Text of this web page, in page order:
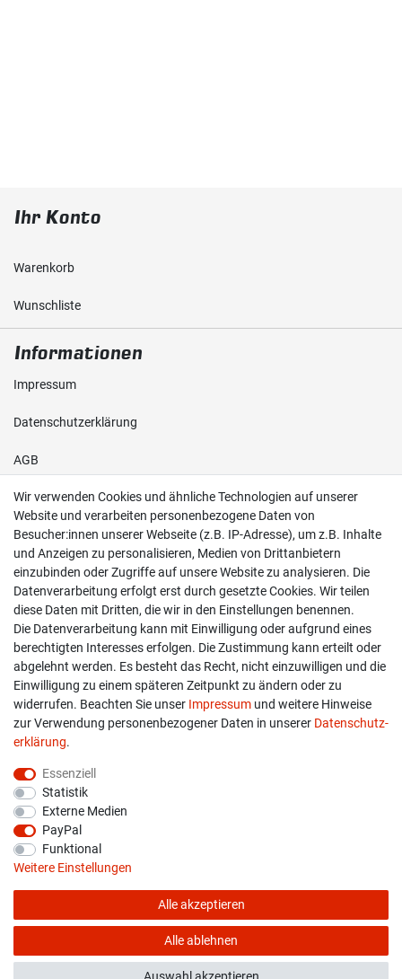
Ihr Konto
Warenkorb
Wunschliste
Informationen
Impressum
Daten­schutz­erklärung
AGB
Shop
Kontakt
Versand & Zahlung
Widerrufs­recht
Widerruf erklären
info@overdrive-racing.de
05662 / 8878939
Overdrive-Racing
Frankenstr. 9
34587 Felsberg-Gensungen
* Alle Preise verstehen sich inkl. gesetzl. MwSt. zzgl.Versandkosten
Wir verwenden Cookies und ähnliche Technologien auf unserer
Website und verarbeiten personenbezogene Daten von
Besucher:innen unserer Webseite (z.B. IP-Adresse), um z.B. Inhalte
und Anzeigen zu personalisieren, Medien von Drittanbietern
einzubinden oder Zugriffe auf unsere Website zu analysieren. Die
Datenverarbeitung erfolgt erst durch gesetzte Cookies. Wir teilen
diese Daten mit Dritten, die wir in den Einstellungen benennen.
Die Datenverarbeitung kann mit Einwilligung oder aufgrund eines
berechtigten Interesses erfolgen. Die Zustimmung kann erteilt oder
abgelehnt werden. Es besteht das Recht, nicht einzuwilligen und die
Einwilligung zu einem späteren Zeitpunkt zu ändern oder zu
widerrufen. Beachten Sie unser Impressum und weitere Hinweise
zur Verwendung personenbezogener Daten in unserer Daten­schutz­
erklärung.
Essenziell
Statistik
Externe Medien
PayPal
Funktional
Weitere Einstellungen
Alle akzeptieren
Alle ablehnen